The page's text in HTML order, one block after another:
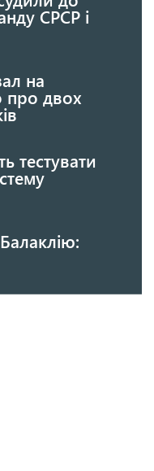
СРСР і
на
про двох
тестувати